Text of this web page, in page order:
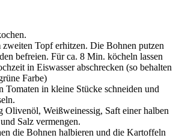
zweiten Topf erhitzen. Die Bohnen putzen
befreien. Für ca. 8 Min. köcheln lassen
in Eiswasser abschrecken (so behalten
Farbe)
Tomaten in kleine Stücke schneiden und
Olivenöl, Weißweinessig, Saft einer halben
Salz vermengen.
die Bohnen halbieren und die Kartoffeln